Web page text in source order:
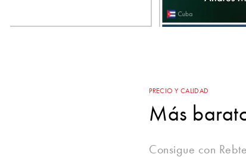
PRECIO Y CALIDAD
Más
Consigue con